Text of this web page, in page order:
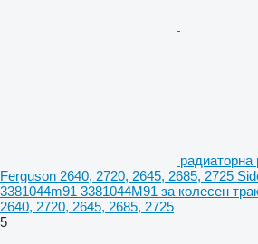
Ferguson 2640, 2720, 2645, 2685, 2725
3381044m91 3381044M91 за колесен
2640, 2720, 2645, 2685, 2725
5